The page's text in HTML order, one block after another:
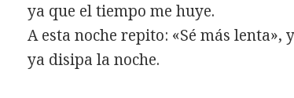
ya que el tiempo me huye.
A esta noche repito: «Sé más lenta»,
ya disipa la noche.